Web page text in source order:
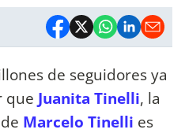
de seguidores ya
que Juanita Tinelli, la
Marcelo Tinelli es